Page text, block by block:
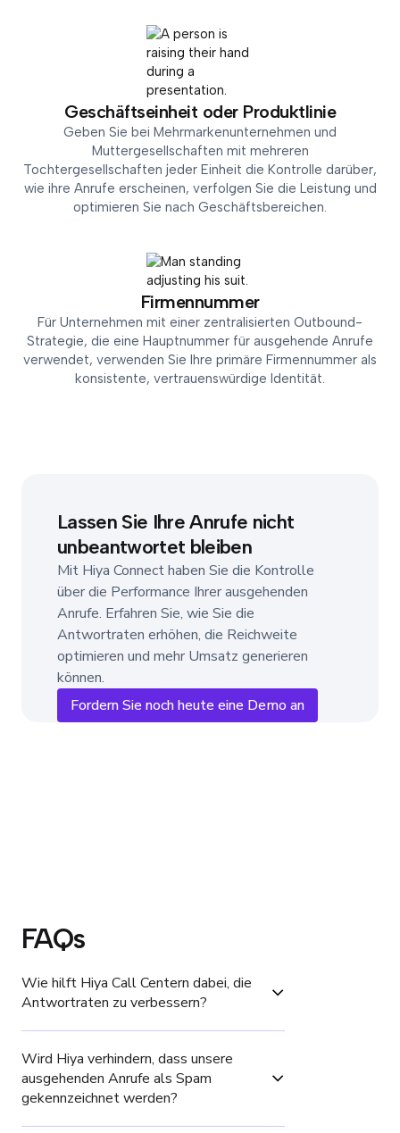
Geschäftseinheit oder Produktlinie
Geben Sie bei Mehrmarkenunternehmen und
Muttergesellschaften mit mehreren
Tochtergesellschaften jeder Einheit die Kontrolle darüber,
wie ihre Anrufe erscheinen, verfolgen Sie die Leistung und
optimieren Sie nach Geschäftsbereichen.
Firmennummer
Für Unternehmen mit einer zentralisierten Outbound-
Strategie, die eine Hauptnummer für ausgehende Anrufe
verwendet, verwenden Sie Ihre primäre Firmennummer als
konsistente, vertrauenswürdige Identität.
Lassen Sie Ihre Anrufe nicht
unbeantwortet bleiben
Mit Hiya Connect haben Sie die Kontrolle
über die Performance Ihrer ausgehenden
Anrufe. Erfahren Sie, wie Sie die
Antwortraten erhöhen, die Reichweite
optimieren und mehr Umsatz generieren
können.
Fordern Sie noch heute eine Demo an
FAQs
Wie hilft Hiya Call Centern dabei, die
Antwortraten zu verbessern?
Wird Hiya verhindern, dass unsere
ausgehenden Anrufe als Spam
gekennzeichnet werden?